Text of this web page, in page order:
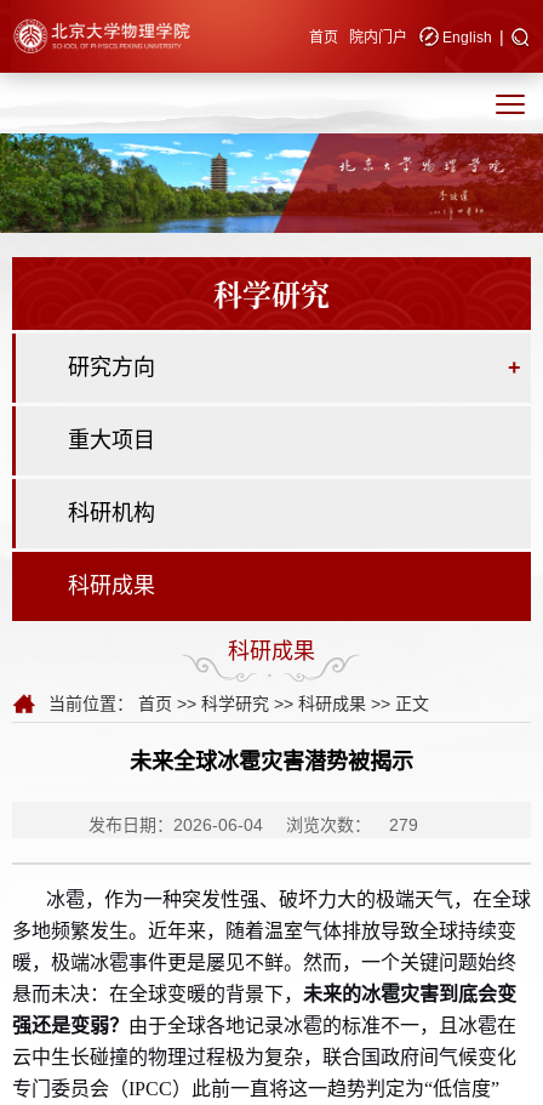
快速导航 首页 院内门户 English |
科学研究
研究方向 +
重大项目
科研机构
科研成果
科研成果
当前位置： 首页 >> 科学研究 >> 科研成果 >> 正文
未来全球冰雹灾害潜势被揭示
发布日期：2026-06-04 浏览次数： 279
冰雹，作为一种突发性强、破坏力大的极端天气，在全球
多地频繁发生。近年来，随着温室气体排放导致全球持续变
暖，极端冰雹事件更是屡见不鲜。然而，一个关键问题始终
悬而未决：在全球变暖的背景下， 未来的冰雹灾害到底会变
强还是变弱？ 由于全球各地记录冰雹的标准不一，且冰雹在
云中生长碰撞的物理过程极为复杂，联合国政府间气候变化
专门委员会（IPCC）此前一直将这一趋势判定为“低信度”